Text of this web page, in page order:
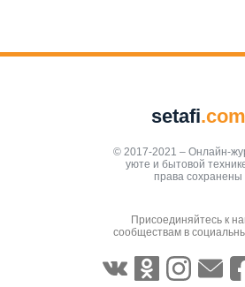
setafi.com
© 2017-2021 – Онлайн-
уюте и бытовой
права сохранены
Присоединяйтесь к
сообществам в